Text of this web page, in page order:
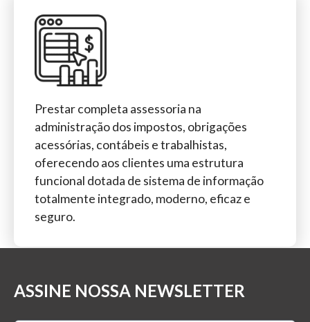
Prestar completa assessoria na
administração dos impostos, obrigações
acessórias, contábeis e trabalhistas,
oferecendo aos clientes uma estrutura
funcional dotada de sistema de informação
totalmente integrado, moderno, eficaz e
seguro.
ASSINE NOSSA NEWSLETTER